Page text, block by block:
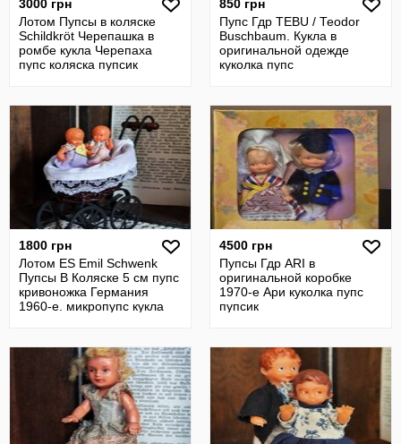
3000 грн
Лотом Пупсы в коляске
Schildkröt Черепашка в
ромбе кукла Черепаха
пупс коляска пупсик
850 грн
Пупс Гдр TEBU / Теоdor
Buschbaum. Кукла в
оригинальной одежде
куколка пупс
1800 грн
Лотом ES Emil Schwenk
Пупсы В Коляске 5 см пупс
кривоножка Германия
1960-е. микропупс кукла
4500 грн
Пупсы Гдр ARI в
оригинальной коробке
1970-е Ари куколка пупс
пупсик